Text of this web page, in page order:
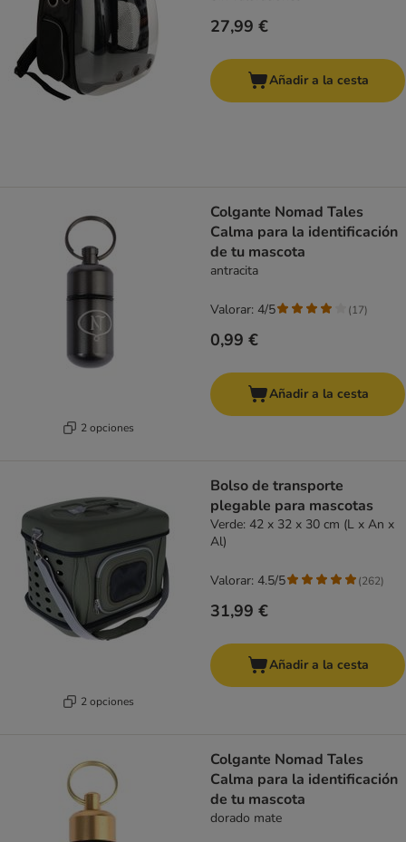
27,99 €
Añadir a la cesta
2 opciones
Colgante Nomad Tales
Calma para la identificación
de tu mascota
antracita
0,99 €
Valorar: 4/5 (17)
Añadir a la cesta
2 opciones
Bolso de transporte
plegable para mascotas
Verde: 42 x 32 x 30 cm (L x An x
Al)
31,99 €
Valorar: 4.5/5 (262)
Añadir a la cesta
Colgante Nomad Tales
Calma para la identificación
de tu mascota
dorado mate